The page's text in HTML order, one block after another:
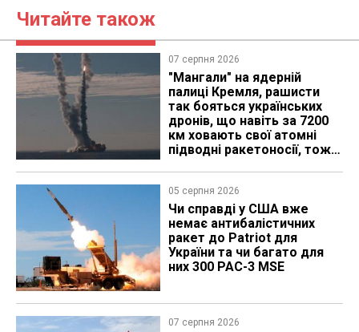
Читайте також
07 серпня 2026
"Мангали" на ядерній
палиці Кремля, рашисти
так бояться українських
дронів, що навіть за 7200
км ховають свої атомні
підводні ракетоносії, тож
05 серпня 2026
Чи справді у США вже
немає антибалістичних
ракет до Patriot для
України та чи багато для
них 300 PAC-3 MSE
07 серпня 2026